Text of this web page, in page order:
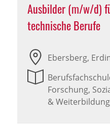
Ausbilder (m/w/d)
technische Berufe
Ebersberg,
Forschung,
& Weiterbildung